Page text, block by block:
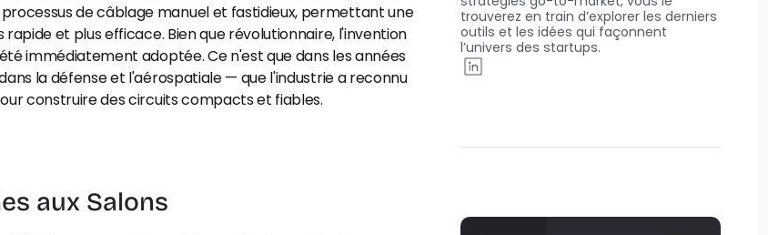
de câblage manuel et fastidieux, permettant une
et plus efficace. Bien que révolutionnaire, l'invention
immédiatement adoptée. Ce n'est que dans les années
la défense et l'aérospatiale — que l'industrie a reconnu
construire des circuits compacts et fiables.
aux Salons
trouverez en train d’explorer les derniers
outils et les idées qui façonnent
l’univers des startups.